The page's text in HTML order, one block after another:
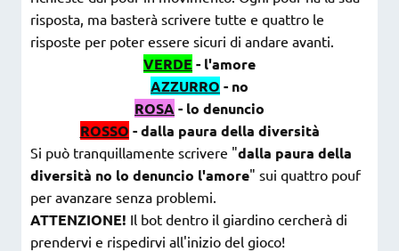
risposta, ma basterà scrivere tutte e quattro le
risposte per poter essere sicuri di andare avanti.
VERDE- l'amore
AZZURRO - no
ROSA - lo denuncio
ROSSO - dalla paura della diversità
Si può tranquillamente scrivere "dalla paura della
diversità no lo denuncio l'amore" sui quattro pouf
per avanzare senza problemi.
ATTENZIONE! Il bot dentro il giardino cercherà di
prendervi e rispedirvi all'inizio del gioco!